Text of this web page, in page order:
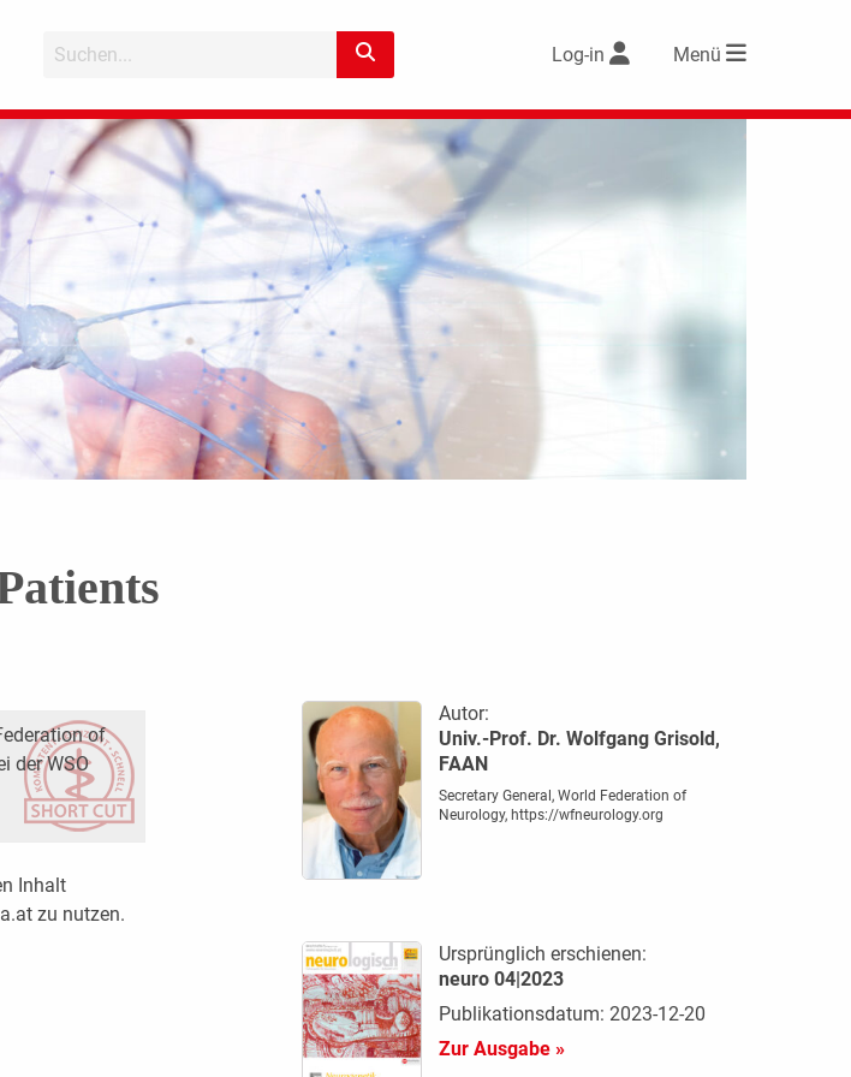
Log-in Menü
of
der WSO
Inhalt
zu nutzen.
Autor:
Univ.-Prof. Dr. Wolfgang Grisold,
FAAN
Secretary General, World Federation of
Neurology, https://wfneurology.org
Ursprünglich erschienen:
neuro 04|2023
Publikationsdatum: 2023-12-20
Zur Ausgabe »